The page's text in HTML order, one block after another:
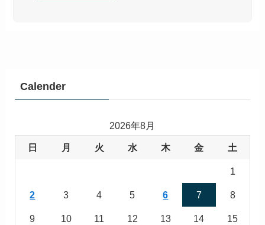
Calender
2026年8月
日 月 火 水 木 金 土
1
2 3 4 5 6 7 8
9 10 11 12 13 14 15